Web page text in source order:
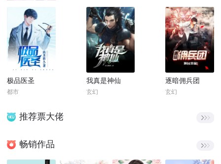
极品医圣
都市
我真是神仙
玄幻
逐暗佣兵团
玄幻
推荐票大佬
畅销作品